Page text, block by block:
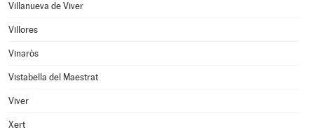
Villanueva de Viver
Villores
Vinaròs
Vistabella del Maestrat
Viver
Xert